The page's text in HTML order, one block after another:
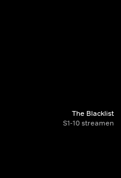
The Blacklist
S1-10 streamen